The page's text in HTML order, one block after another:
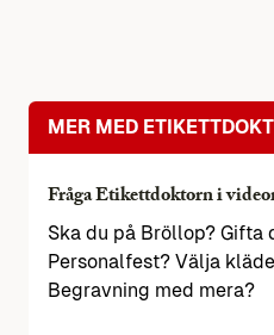
MER MED
Fråga Etikettdoktorn i
Ska du på Bröllop? Gifta
Personalfest? Välja
Begravning med mera?